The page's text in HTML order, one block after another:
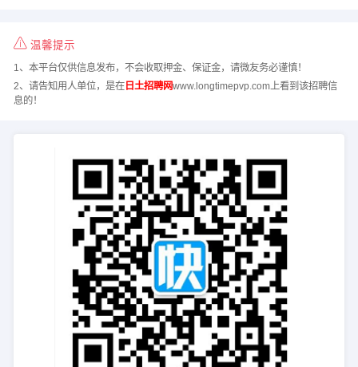
温馨提示
1、本平台仅供信息发布，不会收取押金、保证金，请微友务必谨慎！
2、请告知用人单位，是在日土招聘网www.longtimepvp.com上看到该招聘信
息的！